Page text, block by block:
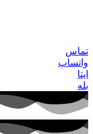
تماس
واتساپ
ایتا
بله